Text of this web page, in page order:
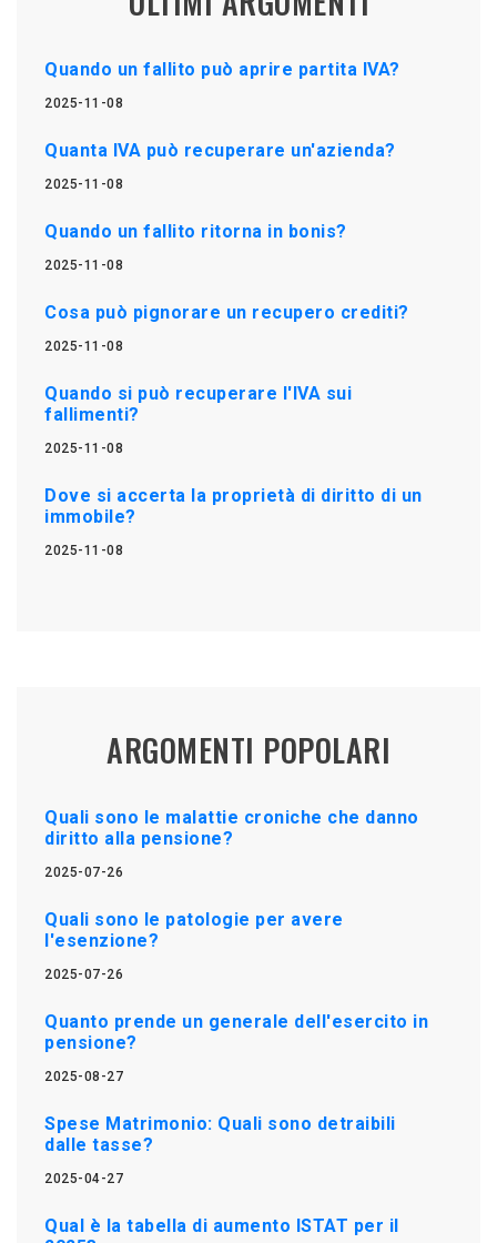
Quando un fallito può aprire partita IVA?
2025-11-08
Quanta IVA può recuperare un'azienda?
2025-11-08
Quando un fallito ritorna in bonis?
2025-11-08
Cosa può pignorare un recupero crediti?
2025-11-08
Quando si può recuperare l'IVA sui
fallimenti?
2025-11-08
Dove si accerta la proprietà di diritto di un
immobile?
2025-11-08
ARGOMENTI POPOLARI
Quali sono le malattie croniche che danno
diritto alla pensione?
2025-07-26
Quali sono le patologie per avere
l'esenzione?
2025-07-26
Quanto prende un generale dell'esercito in
pensione?
2025-08-27
Spese Matrimonio: Quali sono detraibili
dalle tasse?
2025-04-27
Qual è la tabella di aumento ISTAT per il